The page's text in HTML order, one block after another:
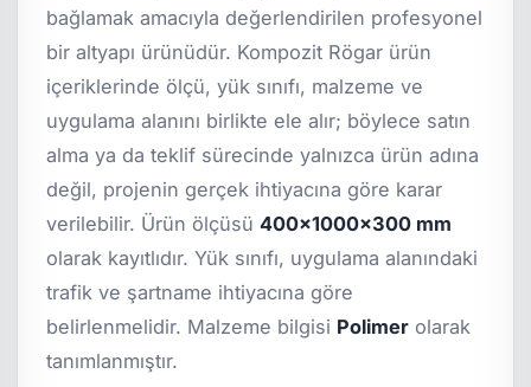
bağlamak amacıyla değerlendirilen profesyonel
bir altyapı ürünüdür. Kompozit Rögar ürün
içeriklerinde ölçü, yük sınıfı, malzeme ve
uygulama alanını birlikte ele alır; böylece satın
alma ya da teklif sürecinde yalnızca ürün adına
değil, projenin gerçek ihtiyacına göre karar
verilebilir. Ürün ölçüsü400x1000x300 mm
olarak kayıtlıdır. Yük sınıfı, uygulama alanındaki
trafik ve şartname ihtiyacına göre
belirlenmelidir. Malzeme bilgisi Polimer olarak
tanımlanmıştır.